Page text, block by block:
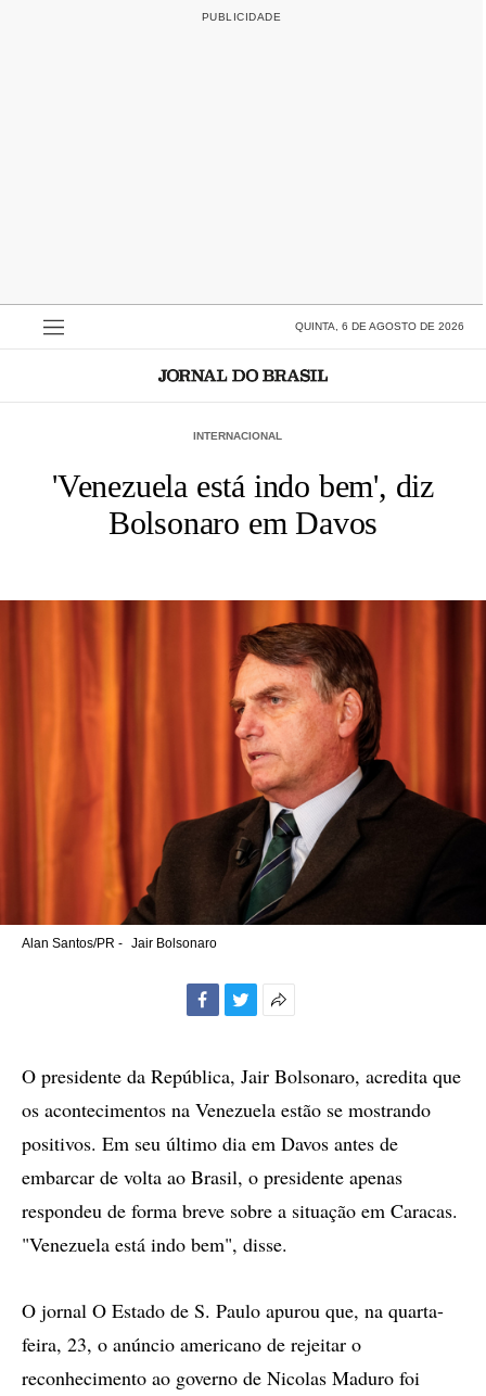
QUINTA, 6 DE AGOSTO DE 2026
INTERNACIONAL
'Venezuela está indo bem', diz
Bolsonaro em Davos
Alan Santos/PR - Jair Bolsonaro
compartilhamento
O presidente da República, Jair Bolsonaro, acredita que
os acontecimentos na Venezuela estão se mostrando
positivos. Em seu último dia em Davos antes de
embarcar de volta ao Brasil, o presidente apenas
respondeu de forma breve sobre a situação em Caracas.
"Venezuela está indo bem", disse.
O jornal O Estado de S. Paulo apurou que, na quarta-
feira, 23, o anúncio americano de rejeitar o
reconhecimento ao governo de Nicolas Maduro foi